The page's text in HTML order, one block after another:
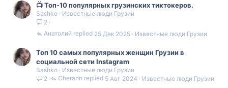
📺 Топ-10 популярных грузинских тиктокеров.
Sashko
Известные люди Грузии
2
Известные люди Грузии
25 Дек 2025
Анатолий
Топ 10 самых популярных женщин Грузии в
социальной сети Instagram
Sashko
Известные люди Грузии
2
Известные люди Грузии
5 Авг 2024
Cherann